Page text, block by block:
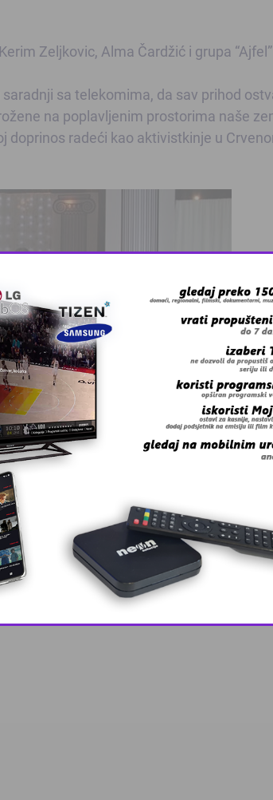
Zeljkovic, Alma Čardžić i grupa
sa telekomima, da sav prihod
na poplavljenim prostorima naše
doprinos radeći kao aktivistkinje u